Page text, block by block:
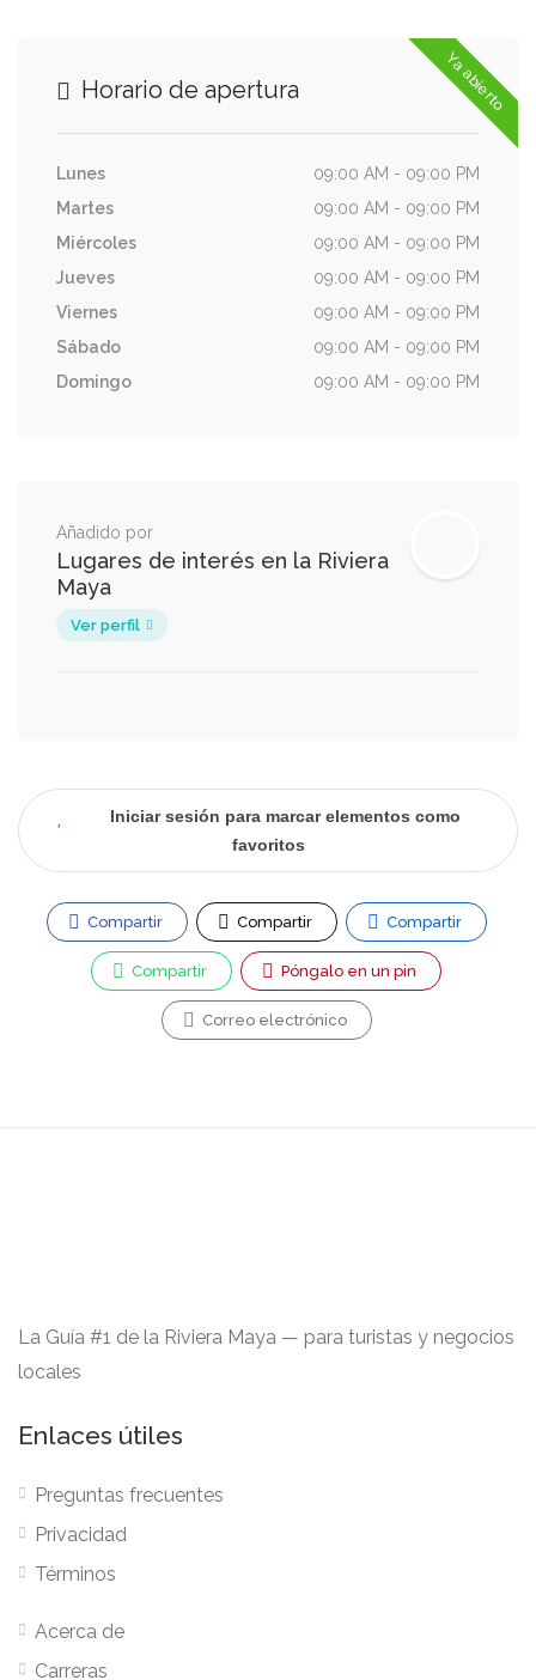
Ya abierto
Horario de apertura
Lunes
09:00 AM - 09:00 PM
Martes
09:00 AM - 09:00 PM
Miércoles
09:00 AM - 09:00 PM
Jueves
09:00 AM - 09:00 PM
Viernes
09:00 AM - 09:00 PM
Sábado
09:00 AM - 09:00 PM
Domingo
09:00 AM - 09:00 PM
Añadido por
Lugares de interés en la Riviera
Maya
Ver perfil
Iniciar sesión para marcar elementos como
favoritos
Compartir Compartir Compartir
Compartir Póngalo en un pin
Correo electrónico
La Guía #1 de la Riviera Maya — para turistas y negocios
locales
Enlaces útiles
Preguntas frecuentes
Privacidad
Términos
Acerca de
Carreras